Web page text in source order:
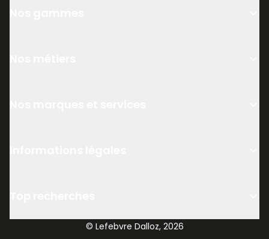
© Lefebvre Dalloz, 2026